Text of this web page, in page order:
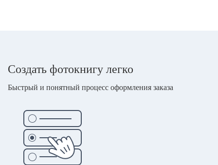
Создать фотокнигу легко
Быстрый и понятный процесс оформления заказа